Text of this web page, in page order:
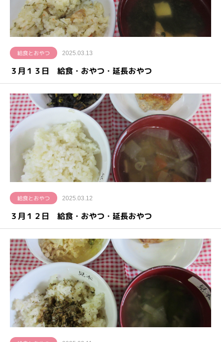
給食とおやつ 2025.03.13
３月１３日 給食・おやつ・延長おやつ
給食とおやつ 2025.03.12
３月１２日 給食・おやつ・延長おやつ